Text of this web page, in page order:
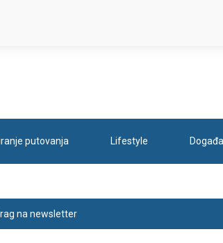
putovanja Lifestyle
na newsletter